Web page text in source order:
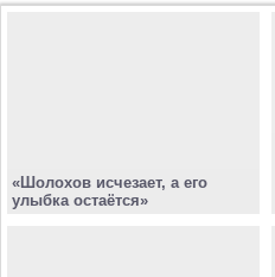
«Шолохов исчезает, а его
улыбка остаётся»